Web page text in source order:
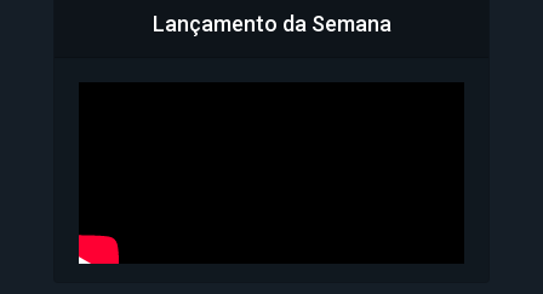
Bahia inicia emissão da
Lançamento da Semana